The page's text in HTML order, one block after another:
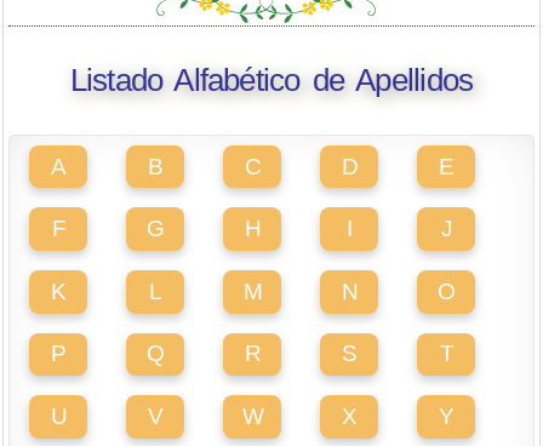
Listado Alfabético de Apellidos
A B C D E
F G H I J
K L M N O
P Q R S T
U V W X Y